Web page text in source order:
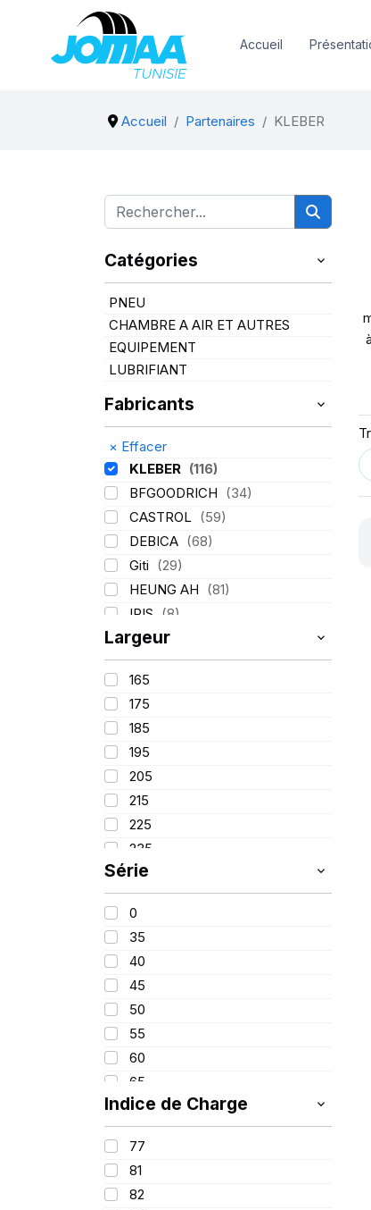
Accueil
Accueil Partenaires KLEBER
Catégories
PNEU
CHAMBRE A AIR ET AUTRES
EQUIPEMENT
LUBRIFIANT
Fabricants
× Effacer
KLEBER (116)
BFGOODRICH (34)
CASTROL (59)
DEBICA (68)
Giti (29)
HEUNG AH (81)
IRIS (8)
ITALMATIC
LASSA (174)
LING LONG
MICHELIN
MITAS
Mondolfo ferro
PIRELLI
PROMETEON
SCHRADER
SPEEDWAYS
Largeur
165
175
185
195
205
215
225
235
245
255
260
280
380
420
Série
0
35
40
45
50
55
60
65
70
75
85
100
Indice de Charge
77
81
82